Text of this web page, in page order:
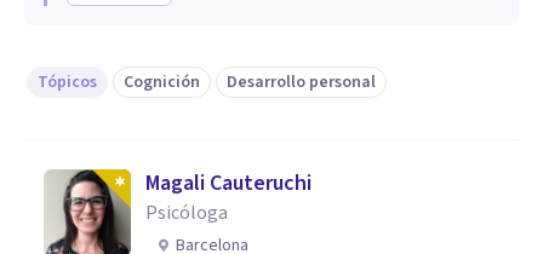
Tópicos Cognición Desarrollo personal
Magali Cauteruchi
Psicóloga
Barcelona